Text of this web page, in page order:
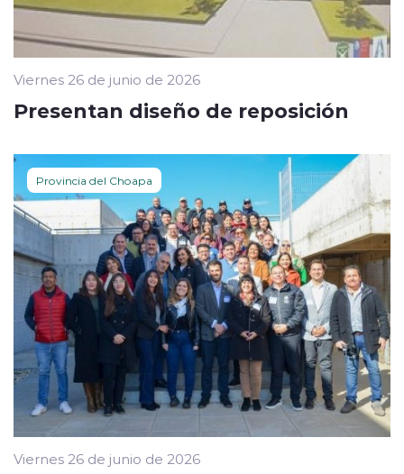
Viernes 26 de junio de 2026
Presentan diseño de reposición
Provincia del Choapa
Viernes 26 de junio de 2026